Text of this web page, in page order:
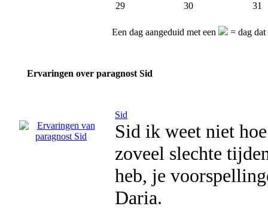
29
30 31
Een dag aangeduid met een = dag dat
Ervaringen over paragnost Sid
Sid
Sid ik weet niet
zoveel slechte
heb, je
Daria.